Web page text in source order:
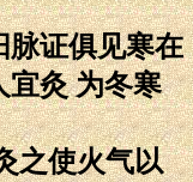
脉证俱见寒在
宜灸 为冬寒
之使火气以